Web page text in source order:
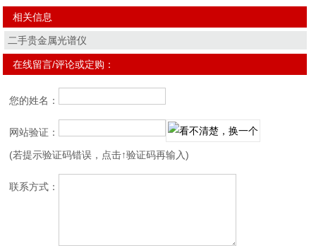
相关信息
二手贵金属光谱仪
在线留言/评论或定购：
您的姓名：
网站验证：
(若提示验证码错误，点击↑验证码再输入)
联系方式：